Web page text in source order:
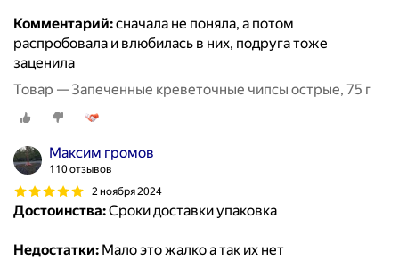
Комментарий:сначала не поняла, а потом
распробовала и влюбилась в них, подруга тоже
заценила
Товар — Запеченные креветочные чипсы острые, 75 г
Максим громов
110 отзывов
2 ноября 2024
Достоинства:Сроки доставки упаковка
Недостатки: Мало это жалко а так их нет